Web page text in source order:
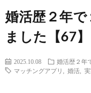
婚活歴２年
ました【67】
2025.10.08
婚活歴２年
マッチングアプリ
婚活 実